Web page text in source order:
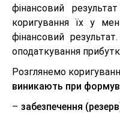
фінансовий
коригування їх у
фінансовий
оподаткування
Розглянемо
виникають при
– забезпечення